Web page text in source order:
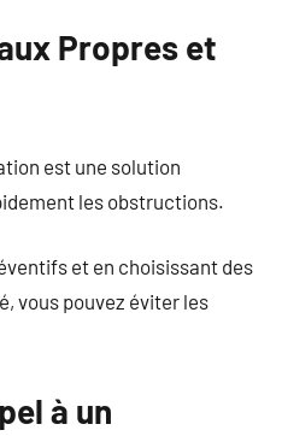
Propres et
est une solution
les obstructions.
et en choisissant des
vous pouvez éviter les
à un